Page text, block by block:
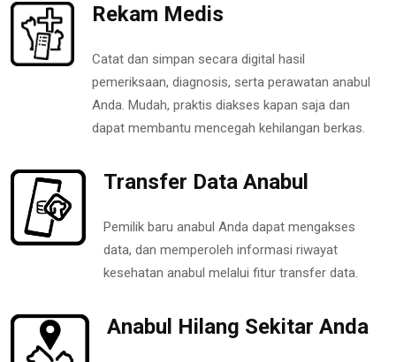
Rekam Medis
Catat dan simpan secara digital hasil
pemeriksaan, diagnosis, serta perawatan anabul
Anda. Mudah, praktis diakses kapan saja dan
dapat membantu mencegah kehilangan berkas.
Transfer Data Anabul
Pemilik baru anabul Anda dapat mengakses
data, dan memperoleh informasi riwayat
kesehatan anabul melalui fitur transfer data.
Anabul Hilang Sekitar Anda